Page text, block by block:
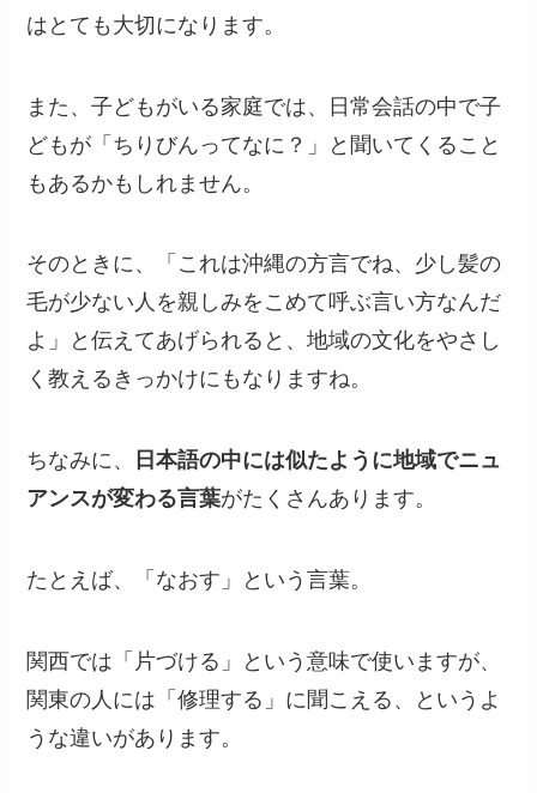
はとても大切になります。
また、子どもがいる家庭では、日常会話の中で子
どもが「ちりびんってなに？」と聞いてくること
もあるかもしれません。
そのときに、「これは沖縄の方言でね、少し髪の
毛が少ない人を親しみをこめて呼ぶ言い方なんだ
よ」と伝えてあげられると、地域の文化をやさし
く教えるきっかけにもなりますね。
ちなみに、
日本語の中には似たように地域でニュ
アンスが変わる言葉がたくさんあります。
たとえば、「なおす」という言葉。
関西では「片づける」という意味で使いますが、
関東の人には「修理する」に聞こえる、というよ
うな違いがあります。